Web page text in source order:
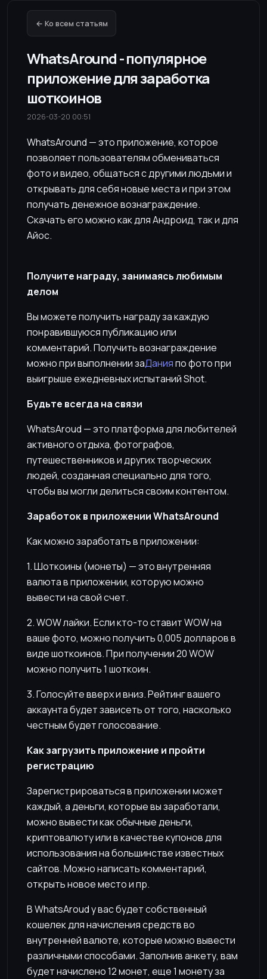
← Ко всем статьям
WhatsAround - популярное
приложение для заработка
шоткоинов
2026-03-20 00:51
WhatsAround — это приложение, которое
позволяет пользователям обмениваться
фото и видео, общаться с другими людьми и
открывать для себя новые места и при этом
получать денежное вознаграждение.
Скачать его можно как для Андроид, так и для
Айос.
Получите награду, занимаясь любимым
делом
Вы можете получить награду за каждую
понравившуюся публикацию или
комментарий. Получить вознаграждение
можно при выполнении заДанияпо фото при
выигрыше ежедневных испытаний Shot.
Будьте всегда на связи
WhatsAroud — это платформа для любителей
активного отдыха, фотографов,
путешественников и других творческих
людей, созданная специально для того,
чтобы вы могли делиться своим контентом.
Заработок в приложении WhatsAround
Как можно заработать в приложении:
1. Шоткоины (монеты) — это внутренняя
валюта в приложении, которую можно
вывести на свой счет.
2. WOW лайки. Если кто-то ставит WOW на
ваше фото, можно получить 0,005 долларов в
виде шоткоинов. При получении 20 WOW
можно получить 1 шоткоин.
3. Голосуйте вверх и вниз. Рейтинг вашего
аккаунта будет зависеть от того, насколько
честным будет голосование.
Как загрузить приложение и пройти
регистрацию
Зарегистрироваться в приложении может
каждый, а деньги, которые вы заработали,
можно вывести как обычные деньги,
криптовалюту или в качестве купонов для
использования на большинстве известных
сайтов. Можно написать комментарий,
открыть новое место и пр.
В WhatsAroud у вас будет собственный
кошелек для начисления средств во
внутренней валюте, которые можно вывести
различными способами. Заполнив анкету, вам
будет начислено 12 монет, еще 1 монету за